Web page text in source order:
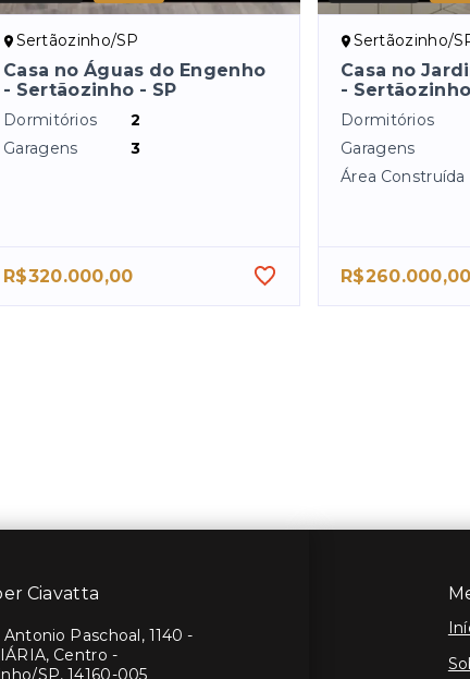
Sertãozinho/SP
Casa no Águas do Engenho
- Sertãozinho - SP
Dormitórios
2
Garagens
3
R$320.000,00
Sertãozinho/
Casa no
-
Dormitórios
Garagens
Área Construída
R$260.000,00
Ciavatta
Paschoal, 1140 -
Centro -
SP, 14160-005